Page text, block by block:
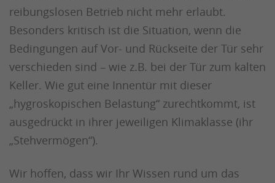
reibungslosen Betrieb nicht mehr erlaubt.
Besonders kritisch ist die Situation, wenn die
Bedingungen auf Vor- und Rückseite der Tür sehr
verschieden sind – wie z.B. bei der Tür zum kalten
Keller. Wie gut eine Innentür mit dieser
„hygroskopischen Belastung“ zurechtkommt, ist
ausgedrückt in ihrer jeweiligen Klimaklasse (ihr
„Stehvermögen“).
Wir hoffen, dass wir Ihr Wissen rund um das